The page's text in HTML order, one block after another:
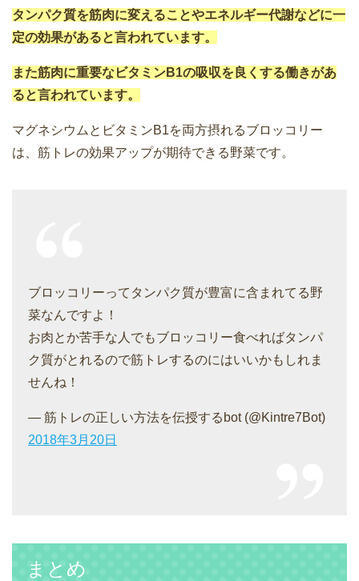
タンパク質を筋肉に変えることやエネルギー代謝などに一
定の効果があると言われています。
また筋肉に重要なビタミンB1の吸収を良くする働きがあ
ると言われています。
マグネシウムとビタミンB1を両方摂れるブロッコリー
は、筋トレの効果アップが期待できる野菜です。
ブロッコリーってタンパク質が豊富に含まれてる野
菜なんですよ！
お肉とか苦手な人でもブロッコリー食べればタンパ
ク質がとれるので筋トレするのにはいいかもしれま
せんね！
— 筋トレの正しい方法を伝授するbot (@Kintre7Bot)
2018年3月20日
まとめ